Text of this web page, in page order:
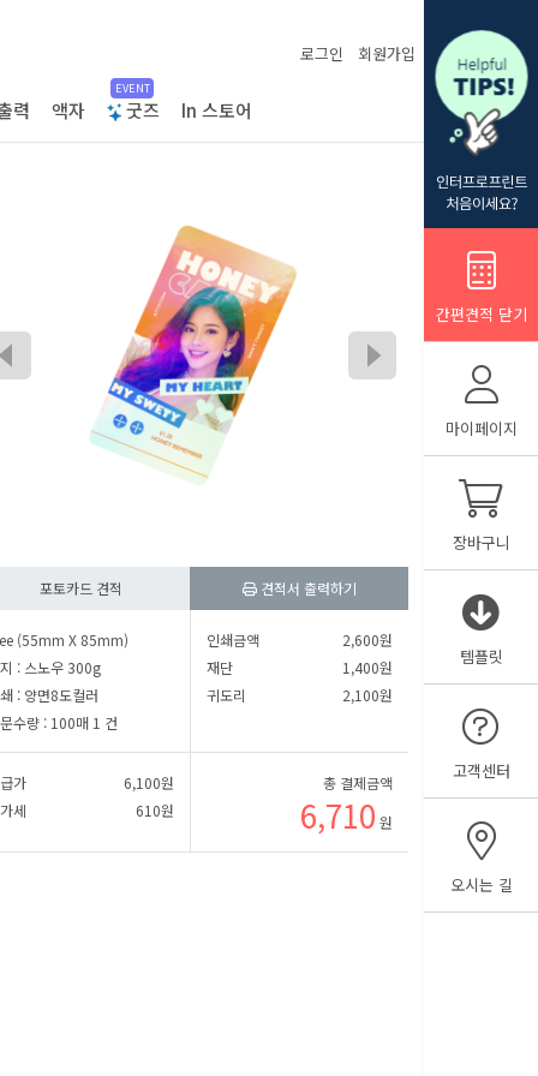
로그인 회원가입
력 액자
EVENT
굿즈 In 스토어
세로
㎜ 세로
간편견적 닫기
마이페이지
장바구니
템플릿
고객센터
오시는 길
포토카드 견적 견적서 출력하기
(55mm X 85mm)
: 스노우 300g
: 양면8도컬러
수량 : 100매 1 건
인쇄금액 2,600원
재단
1,400원
귀도리
2,100원
가 6,100원
세
610원
총 결제금액
6,710 원